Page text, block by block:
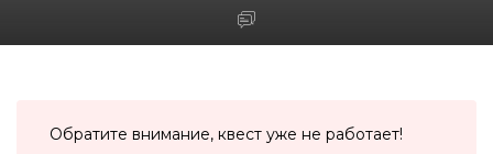
Обратите внимание, квест уже не работает!